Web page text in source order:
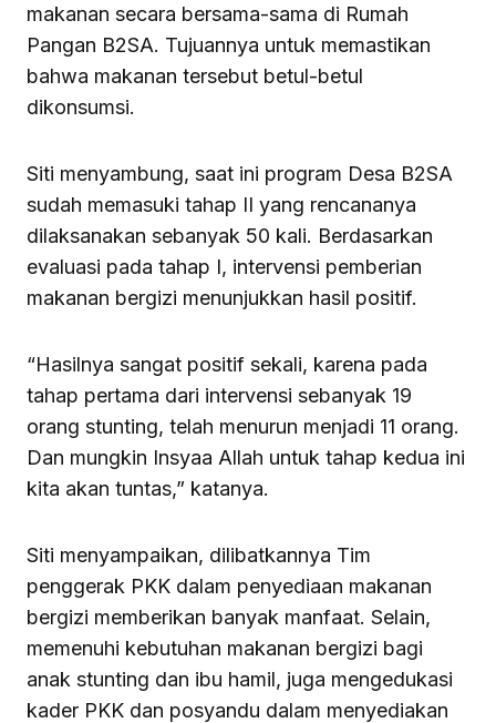
makanan secara bersama-sama di Rumah
Pangan B2SA. Tujuannya untuk memastikan
bahwa makanan tersebut betul-betul
dikonsumsi.
Siti menyambung, saat ini program Desa B2SA
sudah memasuki tahap II yang rencananya
dilaksanakan sebanyak 50 kali. Berdasarkan
evaluasi pada tahap I, intervensi pemberian
makanan bergizi menunjukkan hasil positif.
“Hasilnya sangat positif sekali, karena pada
tahap pertama dari intervensi sebanyak 19
orang stunting, telah menurun menjadi 11 orang.
Dan mungkin Insyaa Allah untuk tahap kedua ini
kita akan tuntas,” katanya.
Siti menyampaikan, dilibatkannya Tim
penggerak PKK dalam penyediaan makanan
bergizi memberikan banyak manfaat. Selain,
memenuhi kebutuhan makanan bergizi bagi
anak stunting dan ibu hamil, juga mengedukasi
kader PKK dan posyandu dalam menyediakan